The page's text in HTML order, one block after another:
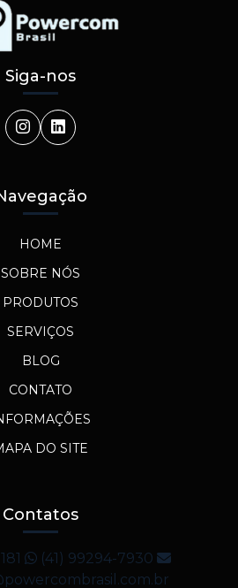
Siga-nos
HOME
SOBRE NÓS
PRODUTOS
SERVIÇOS
BLOG
CONTATO
DO SITE
Contatos
(41) 99294-7930